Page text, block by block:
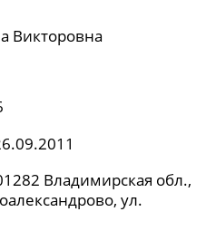
Викторовна
Владимирская обл.,
ул.